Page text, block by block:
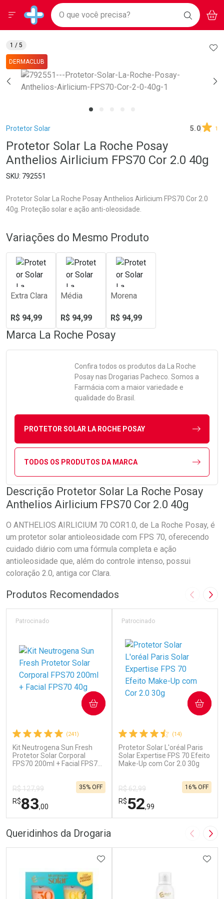
Drogarias Pacheco
Baixe nosso APP e aproveite Ofertas Exclusivas!
BAIXE
O APP
Ir direto para a home
pela página
Ir direto para o conteúdo
Ir direto para a busca
Ir direto para a conta
Ir direto para a ajuda
Ir direto para a notificações
Ir direto para o carrinho
Ir direto para o menu
Faça a sua busca
O que você precisa? BUSCAR
Menu
Breadcrumb
Protetor Solar 5.0 1
Protetor Solar La Roche Posay
Anthelios Airlicium FPS70 Cor 2.0 40g
792551
Protetor Solar La Roche Posay Anthelios Airlicium FPS70 Cor 2.0
40g. Proteção solar e ação anti-oleosidade.
DERMACLUB
1 / 5
Variações do Mesmo Produto
Extra Clara
R$ 94,99
Média
R$ 94,99
Morena
R$ 94,99
Marca La Roche Posay
Confira todos os produtos da La Roche
Posaynas Drogarias Pacheco. Somos a
Farmácia com a maior variedade e
qualidade do Brasil.
PROTETOR SOLAR LA ROCHE POSAY
TODOS OS PRODUTOS DA MARCA
Descrição Protetor Solar La Roche Posay
Anthelios Airlicium FPS70 Cor 2.0 40g
O ANTHELIOS AIRLICIUM 70 COR1.0, de La Roche Posay, é
um protetor solar antioleosidade com FPS 70, oferecendo
cuidado diário com uma fórmula completa e ação
antioleosidade que, além do controle intenso, possui
coloração 2.0, antiga cor Clara.
Produtos Recomendados Imagem
(241)
Kit Neutrogena Sun Fresh
Protetor Solar Corporal
FPS70 200ml + Facial FPS70
Patrocinado
R$ 127,99
R$83,00
35% OFF
COMPRAR
(14)
Protetor Solar L'oréal Paris
Solar Expertise FPS 70 Efeito
Make-Up com Cor 2.0 30g
Patrocinado
R$ 62,99
R$52,99
16% OFF
COMPRAR
Queridinhos da Drogaria Imagem
ADICIONAR AOS FAVORITOS